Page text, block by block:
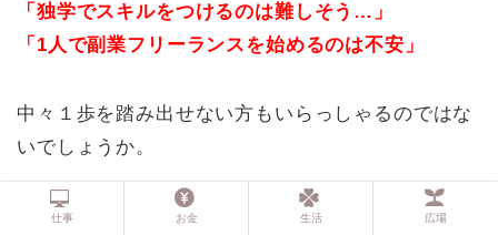
「独学でスキルをつけるのは難しそう…」
「1人で副業フリーランスを始めるのは不安」
中々１歩を踏み出せない方もいらっしゃるのではな
いでしょうか。
そんな方には、リモラボがおすすめです！！↓
仕事 お金 生活 広場